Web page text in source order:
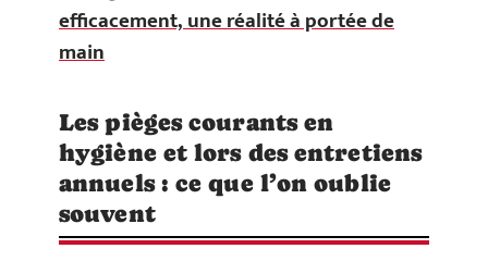
efficacement, une réalité à portée de
main
Les pièges courants en
hygiène et lors des entretiens
annuels : ce que l’on oublie
souvent